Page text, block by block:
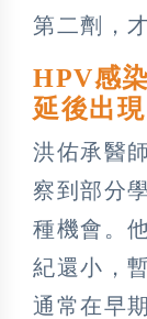
第二劑，
HPV感
延後出現
洪佑承醫
察到部分
種機會。
紀還小，
通常在早